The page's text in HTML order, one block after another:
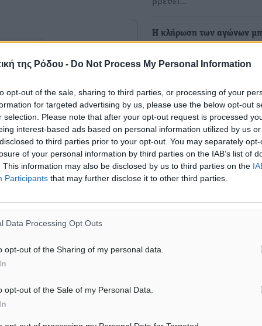
της Ρόδου - Do Not Process My Personal Information
opt-out of the sale, sharing to third parties, or processing of your
for targeted advertising by us, please use the below opt-out
selection. Please note that after your opt-out request is processed
interest-based ads based on personal information utilized by us
to third parties prior to your opt-out. You may separately
of your personal information by third parties on the IAB’s list of
This information may also be disclosed by us to third parties on the
Participants that may further disclose it to other third parties.
Data Processing Opt Outs
opt-out of the Sharing of my personal data.
opt-out of the Sale of my Personal Data.
αναζήτησης
μας στο Google News ★ ↗
Η κλήρωση των αγώνων
Σήμερεα έγινε η κλήρωση
Γ' Εθνική.…
ΕΠΙΣΗΣ
Σταυρός Καλυθιών: Απέκτησε
την Φωτεινή Πιζάνια
Υπενθύμιση: